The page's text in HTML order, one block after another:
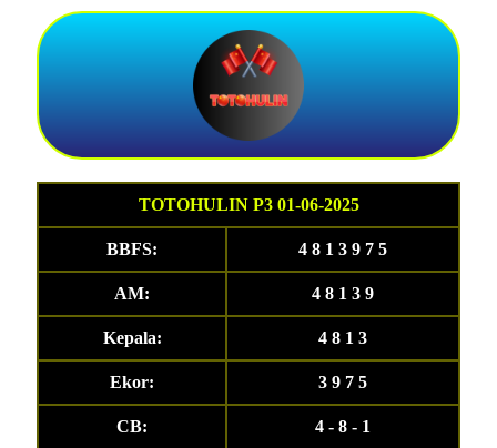
TOTOHULIN P3 01-06-2025
BBFS: 4 8 1 3 9 7 5
AM: 4 8 1 3 9
Kepala: 4 8 1 3
Ekor: 3 9 7 5
CB: 4 - 8 - 1